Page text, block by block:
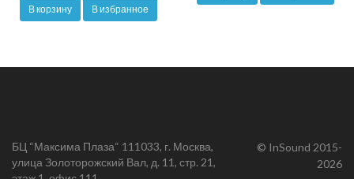
В корзину В избранное
БЦ “Максима Плаза“ 111033, г. Москва,
улица Золоторожский Вал, д. 11, стр. 21,
© InSound 2015-
2026